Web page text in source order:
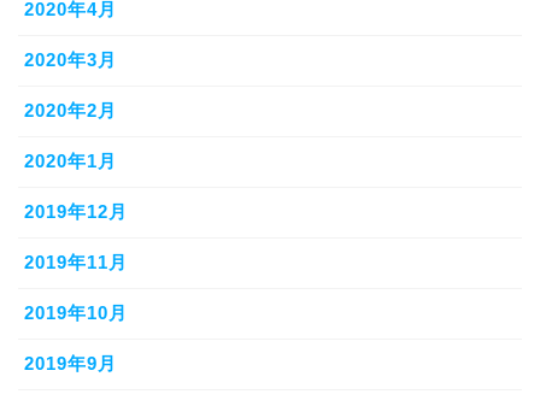
2020年4月
2020年3月
2020年2月
2020年1月
2019年12月
2019年11月
2019年10月
2019年9月